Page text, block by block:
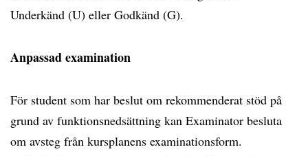
Underkänd (U) eller Godkänd (G).
Anpassad examination
För student som har beslut om rekommenderat stöd på
grund av funktionsnedsättning kan Examinator besluta
om avsteg från kursplanens examinationsform.